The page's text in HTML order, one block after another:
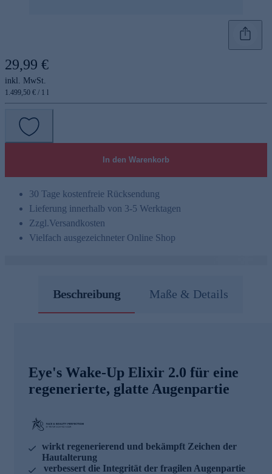
29,99 €
inkl. MwSt.
1.499,50 € / 1 l
In den Warenkorb
30 Tage kostenfreie Rücksendung
Lieferung innerhalb von 3-5 Werktagen
Zzgl.Versandkosten
Vielfach ausgezeichneter Online Shop
Beschreibung Maße & Details
Eye's Wake-Up Elixir 2.0 für eine
regenerierte, glatte Augenpartie
wirkt regenerierend und bekämpft Zeichen der
Hautalterung
verbessert die Integrität der fragilen Augenpartie